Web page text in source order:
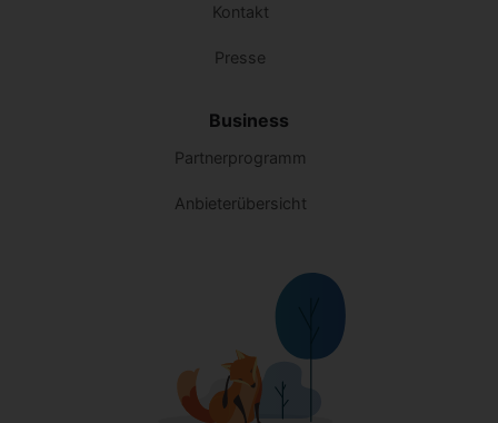
Kontakt
Presse
Business
Partnerprogramm
Anbieterübersicht